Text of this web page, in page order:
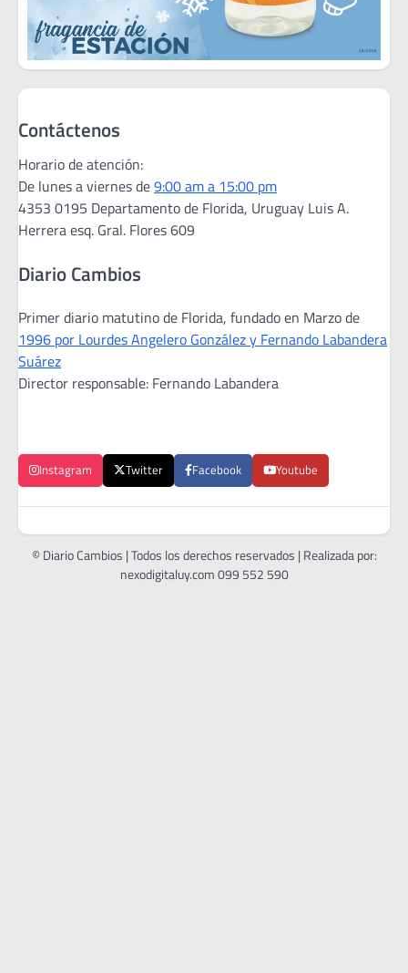
Contáctenos
Horario de atención:
De lunes a viernes de9:00 am a 15:00 pm
4353 0195 Departamento de Florida, Uruguay Luis A.
Herrera esq. Gral. Flores 609
Diario Cambios
Primer diario matutino de Florida, fundado en Marzo de
1996 por Lourdes Angelero González y Fernando Labandera
Suárez
Director responsable: Fernando Labandera
Instagram Twitter Facebook Youtube